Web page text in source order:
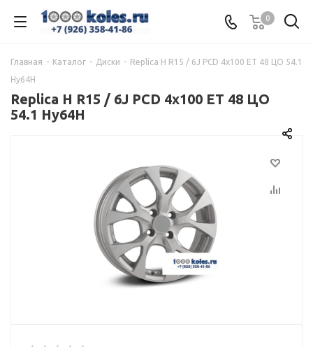
0
Главная - Каталог - Диски - Replica H R15 / 6J PCD 4x100 ЕТ 48 ЦО 54.1
Hy64H
Replica H R15 / 6J PCD 4x100 ЕТ 48 ЦО
54.1 Hy64H